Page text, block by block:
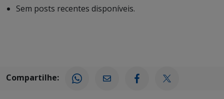
Sem posts recentes disponíveis.
Compartilhe: